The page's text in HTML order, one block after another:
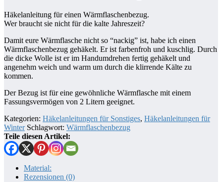
Häkelanleitung für einen Wärmflaschenbezug.
Wer braucht sie nicht für die kalte Jahreszeit?
Damit eure Wärmflasche nicht so “nackig” ist, habe ich einen
Wärmflaschenbezug gehäkelt. Er ist farbenfroh und kuschlig. Durch
die dicke Wolle ist er im Handumdrehen fertig gehäkelt und
angenehm weich und warm um durch die klirrende Kälte zu
kommen.
Der Bezug ist für eine gewöhnliche Wärmflasche mit einem
Fassungsvermögen von 2 Litern geeignet.
Kategorien: Häkelanleitungen für Sonstiges, Häkelanleitungen für
Winter Schlagwort: Wärmflaschenbezug
Teile diesen Artikel:
Material:
Rezensionen (0)